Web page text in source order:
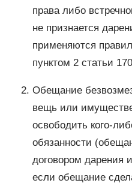
права либо
не признается
применяются
пунктом 2 статьи
Обещание
вещь или
освободить кого-
обязанности
договором дарения
если обещание